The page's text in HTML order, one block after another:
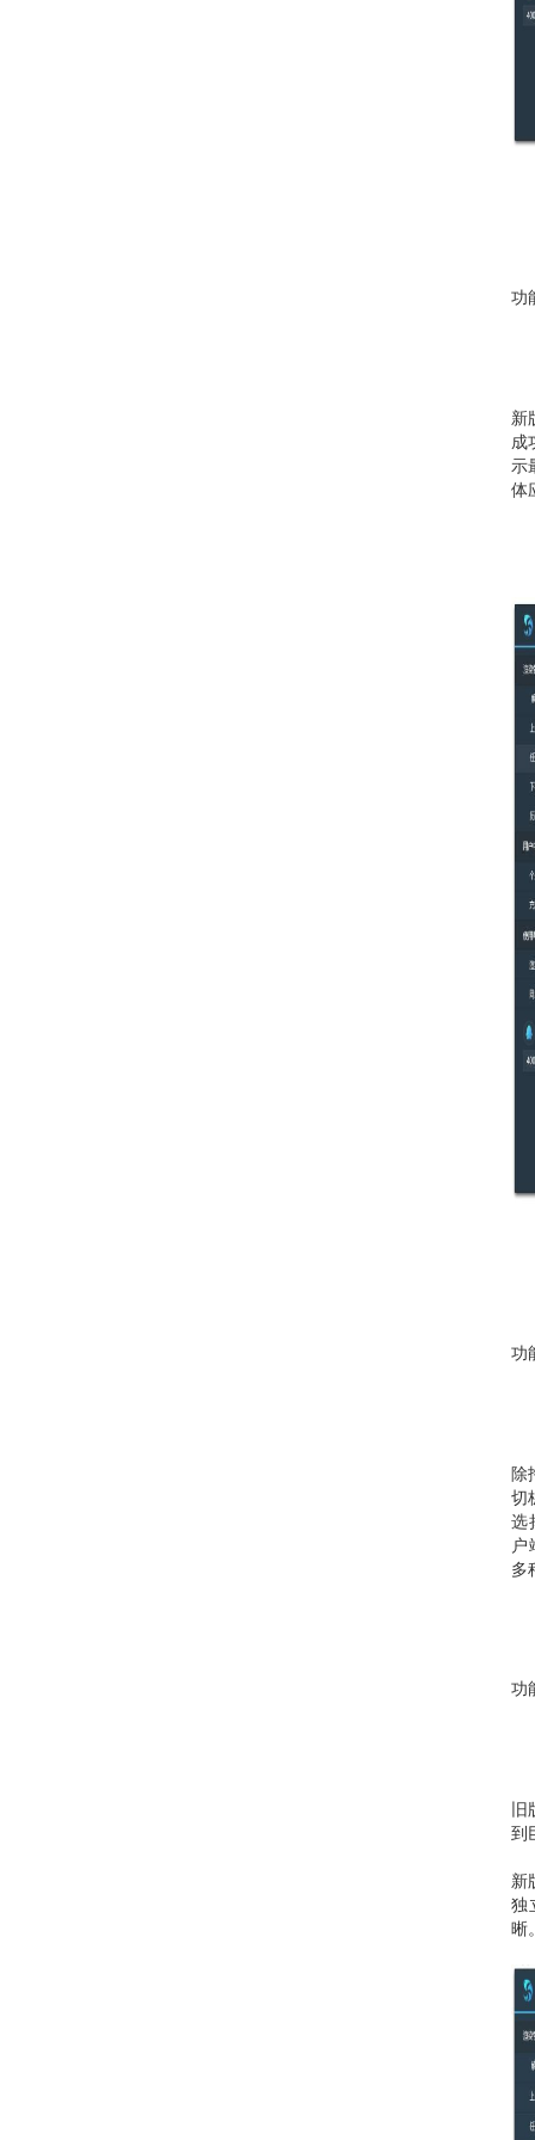
功
新
成
示
体
功
除
切
选
多
功
到
新
独
晰